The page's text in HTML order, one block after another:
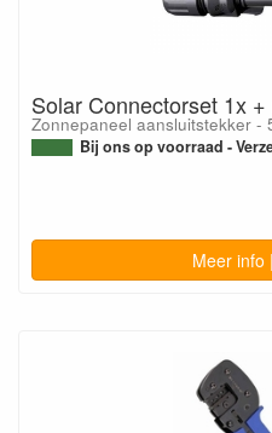
Solar Connectorset 1x
Zonnepaneel aansluitstekker -
Bij ons op voorraad -
Meer info